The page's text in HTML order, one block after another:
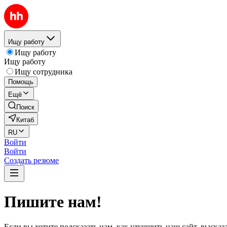
Ищу работу
Ищу работу
Ищу работу
Ищу сотрудника
Помощь
Ещё
Поиск
Китаб
RU
Войти
Войти
Создать резюме
Пишите нам!